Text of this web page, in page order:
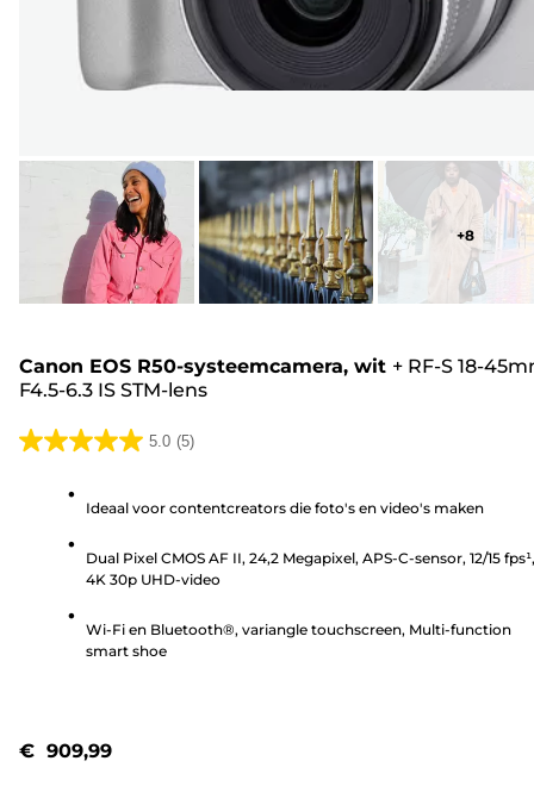
+8
Canon EOS R50-systeemcamera, wit + RF-S 18-
F4.5-6.3 IS STM-lens
5.0 (5)
5.0
sterren.
beoordelingen
Ideaal voor contentcreators die foto's en video's maken
Dual Pixel CMOS AF II, 24,2 Megapixel, APS-C-sensor, 12/15 fps¹,
4K 30p UHD-video
Wi-Fi en Bluetooth®, variangle touchscreen, Multi-function
smart shoe
€ 909,99